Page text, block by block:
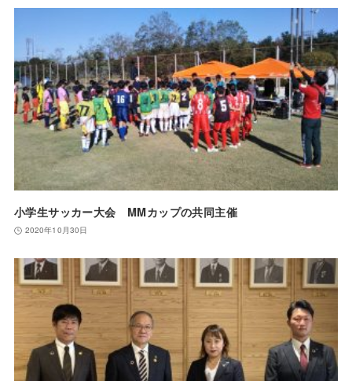
小学生サッカー大会 MMカップの共同主催
2020年10月30日